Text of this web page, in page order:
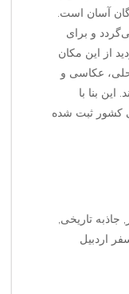
آسان است.
و برای
از این مکان
عکاسی و
بنا با
ملی کشور ثبت شده
تاریخی,
اردبیل